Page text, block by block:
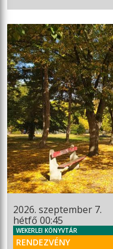
2026. szeptember 7.
hétfő 00:45
WEKERLEI KÖNYVTÁR
RENDEZVÉNY